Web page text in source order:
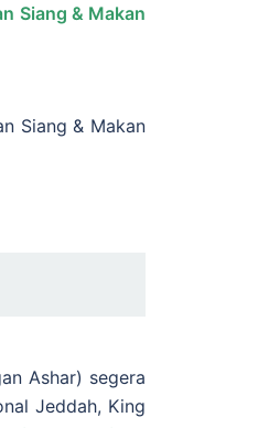
Siang & Makan
Siang & Makan
Ashar) segera
Jeddah, King